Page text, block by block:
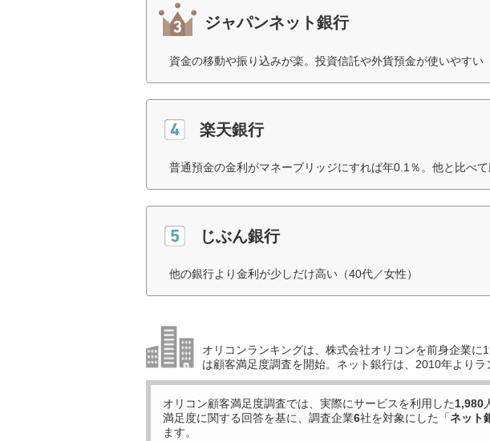
ジャパンネット銀行
資金の移動や振り込みが楽。投資信託や外貨預金が使いやすい
楽天銀行
普通預金の金利がマネーブリッジにすれば年0.1％。他と比べて
じぶん銀行
他の銀行より金利が少しだけ高い（40代／女性）
オリコンランキングは、株式会社オリコンを前身企業に
は顧客満足度調査を開始。ネット銀行は、2010年よりラ
オリコン顧客満足度調査では、実際にサービスを利用した1,980
満足度に関する回答を基に、調査企業6社を対象にした「ネット
ます。